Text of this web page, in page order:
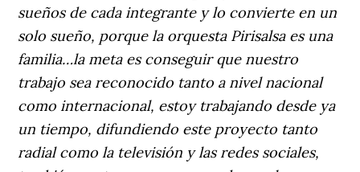
sueños de cada integrante y lo convierte en un
solo sueño, porque la orquesta Pirisalsa es una
familia…la meta es conseguir que nuestro
trabajo sea reconocido tanto a nivel nacional
como internacional, estoy trabajando desde ya
un tiempo, difundiendo este proyecto tanto
radial como la televisión y las redes sociales,